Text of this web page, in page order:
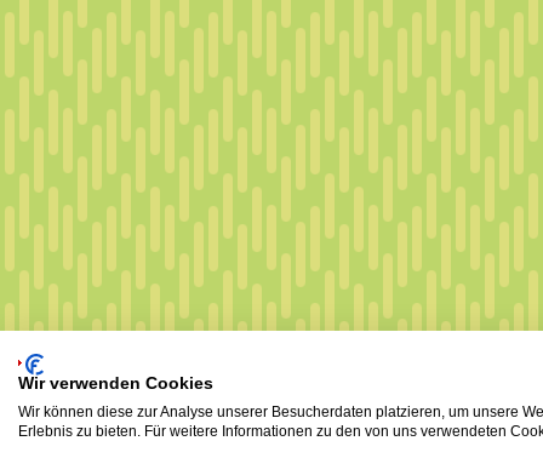
Wir verwenden Cookies
Wir können diese zur Analyse unserer Besucherdaten platzieren, um unsere
Erlebnis zu bieten. Für weitere Informationen zu den von uns verwendeten